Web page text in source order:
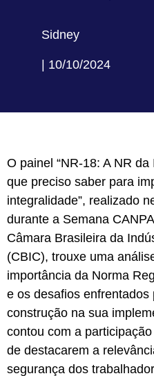
Sidney
| 10/10/2024
O painel “NR-18: A NR
que preciso saber para
integralidade”, realizado
durante a Semana
Câmara Brasileira da
(CBIC), trouxe uma
importância da Norma
e os desafios enfrentados
construção na sua
contou com a
de destacarem a
segurança dos